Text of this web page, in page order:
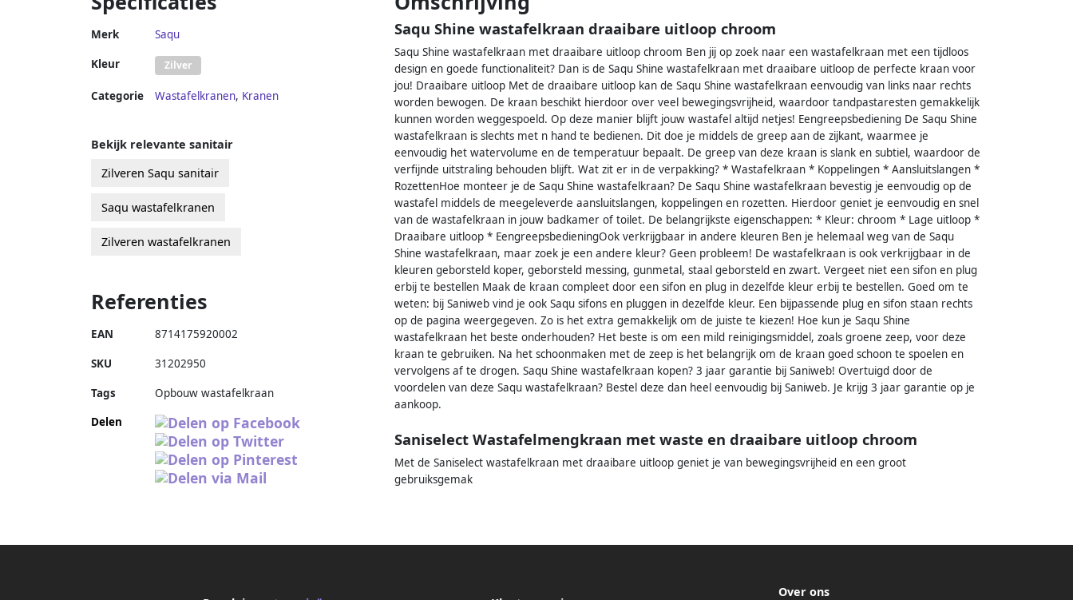
Merk Saqu
Kleur Zilver
Categorie Wastafelkranen, Kranen
Saqu Shine wastafelkraan draaibare uitloop chroom
Saqu Shine wastafelkraan met draaibare uitloop chroom Ben jij op zoek naar een wastafelkraan met een tijdloos
design en goede functionaliteit? Dan is de Saqu Shine wastafelkraan met draaibare uitloop de perfecte kraan voor
jou! Draaibare uitloop Met de draaibare uitloop kan de Saqu Shine wastafelkraan eenvoudig van links naar rechts
worden bewogen. De kraan beschikt hierdoor over veel bewegingsvrijheid, waardoor tandpastaresten gemakkelijk
kunnen worden weggespoeld. Op deze manier blijft jouw wastafel altijd netjes! Eengreepsbediening De Saqu Shine
wastafelkraan is slechts met n hand te bedienen. Dit doe je middels de greep aan de zijkant, waarmee je
eenvoudig het watervolume en de temperatuur bepaalt. De greep van deze kraan is slank en subtiel, waardoor de
verfijnde uitstraling behouden blijft. Wat zit er in de verpakking? * Wastafelkraan * Koppelingen * Aansluitslangen *
RozettenHoe monteer je de Saqu Shine wastafelkraan? De Saqu Shine wastafelkraan bevestig je eenvoudig op de
wastafel middels de meegeleverde aansluitslangen, koppelingen en rozetten. Hierdoor geniet je eenvoudig en snel
van de wastafelkraan in jouw badkamer of toilet. De belangrijkste eigenschappen: * Kleur: chroom * Lage uitloop *
Draaibare uitloop * EengreepsbedieningOok verkrijgbaar in andere kleuren Ben je helemaal weg van de Saqu
Shine wastafelkraan, maar zoek je een andere kleur? Geen probleem! De wastafelkraan is ook verkrijgbaar in de
kleuren geborsteld koper, geborsteld messing, gunmetal, staal geborsteld en zwart. Vergeet niet een sifon en plug
erbij te bestellen Maak de kraan compleet door een sifon en plug in dezelfde kleur erbij te bestellen. Goed om te
weten: bij Saniweb vind je ook Saqu sifons en pluggen in dezelfde kleur. Een bijpassende plug en sifon staan rechts
op de pagina weergegeven. Zo is het extra gemakkelijk om de juiste te kiezen! Hoe kun je Saqu Shine
wastafelkraan het beste onderhouden? Het beste is om een mild reinigingsmiddel, zoals groene zeep, voor deze
kraan te gebruiken. Na het schoonmaken met de zeep is het belangrijk om de kraan goed schoon te spoelen en
vervolgens af te drogen. Saqu Shine wastafelkraan kopen? 3 jaar garantie bij Saniweb! Overtuigd door de
voordelen van deze Saqu wastafelkraan? Bestel deze dan heel eenvoudig bij Saniweb. Je krijg 3 jaar garantie op je
aankoop.
Saniselect Wastafelmengkraan met waste en draaibare uitloop chroom
Met de Saniselect wastafelkraan met draaibare uitloop geniet je van bewegingsvrijheid en een groot
gebruiksgemak
Bekijk relevante sanitair
Zilveren Saqu sanitair
Saqu wastafelkranen
Zilveren wastafelkranen
Referenties
EAN 8714175920002
SKU 31202950
Tags
Opbouw wastafelkraan
Delen
Over ons